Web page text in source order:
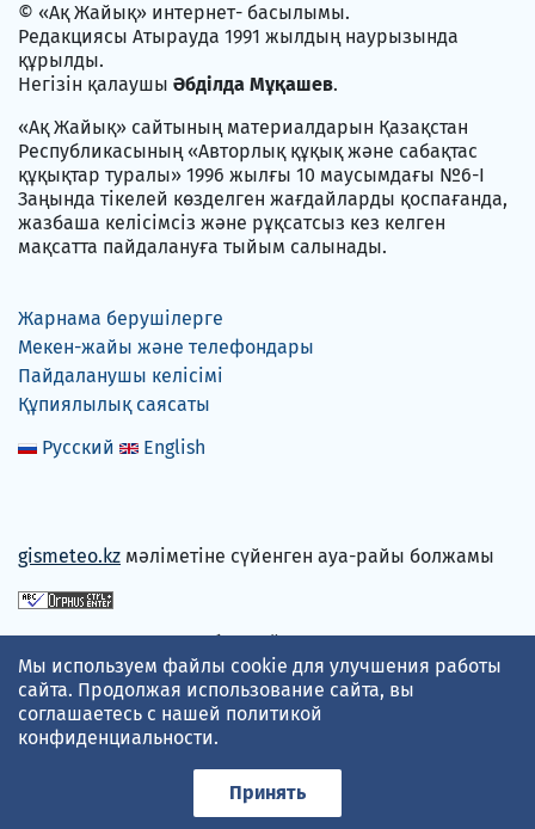
© «Ақ Жайық» интернет- басылымы.
Редакциясы Атырауда 1991 жылдың наурызында
құрылды.
Негізін қалаушы Әбділда Мұқашев.
«Ақ Жайық» сайтының материалдарын Қазақстан
Республикасының «Авторлық құқық және сабақтас
құқықтар туралы» 1996 жылғы 10 маусымдағы №6-I
Заңында тікелей көзделген жағдайларды қоспағанда,
жазбаша келісімсіз және рұқсатсыз кез келген
мақсатта пайдалануға тыйым салынады.
Жарнама берушілерге
Мекен-жайы және телефондары
Пайдаланушы келісімі
Құпиялылық саясаты
Русский
English
gismeteo.kz мәліметіне сүйенген ауа-райы болжамы
Төлем карталарын қабылдаймыз
Мы используем файлы cookie для улучшения работы
сайта. Продолжая использование сайта, вы
соглашаетесь с нашей политикой
конфиденциальности.
Принять